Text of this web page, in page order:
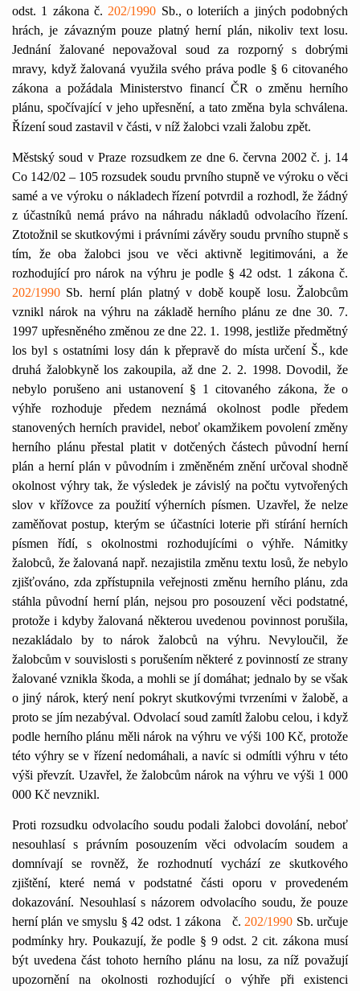
odst. 1 zákona č. 202/1990 Sb., o loteriích a jiných podobných
hrách, je závazným pouze platný herní plán, nikoliv text losu.
Jednání žalované nepovažoval soud za rozporný s dobrými
mravy, když žalovaná využila svého práva podle § 6 citovaného
zákona a požádala Ministerstvo financí ČR o změnu herního
plánu, spočívající v jeho upřesnění, a tato změna byla schválena.
Řízení soud zastavil v části, v níž žalobci vzali žalobu zpět.
Městský soud v Praze rozsudkem ze dne 6. června 2002 č. j. 14
Co 142/02 – 105 rozsudek soudu prvního stupně ve výroku o věci
samé a ve výroku o nákladech řízení potvrdil a rozhodl, že žádný
z účastníků nemá právo na náhradu nákladů odvolacího řízení.
Ztotožnil se skutkovými i právními závěry soudu prvního stupně s
tím, že oba žalobci jsou ve věci aktivně legitimováni, a že
rozhodující pro nárok na výhru je podle § 42 odst. 1 zákona č.
202/1990 Sb. herní plán platný v době koupě losu. Žalobcům
vznikl nárok na výhru na základě herního plánu ze dne 30. 7.
1997 upřesněného změnou ze dne 22. 1. 1998, jestliže předmětný
los byl s ostatními losy dán k přepravě do místa určení Š., kde
druhá žalobkyně los zakoupila, až dne 2. 2. 1998. Dovodil, že
nebylo porušeno ani ustanovení § 1 citovaného zákona, že o
výhře rozhoduje předem neznámá okolnost podle předem
stanovených herních pravidel, neboť okamžikem povolení změny
herního plánu přestal platit v dotčených částech původní herní
plán a herní plán v původním i změněném znění určoval shodně
okolnost výhry tak, že výsledek je závislý na počtu vytvořených
slov v křížovce za použití výherních písmen. Uzavřel, že nelze
zaměňovat postup, kterým se účastníci loterie při stírání herních
písmen řídí, s okolnostmi rozhodujícími o výhře. Námitky
žalobců, že žalovaná např. nezajistila změnu textu losů, že nebylo
zjišťováno, zda zpřístupnila veřejnosti změnu herního plánu, zda
stáhla původní herní plán, nejsou pro posouzení věci podstatné,
protože i kdyby žalovaná některou uvedenou povinnost porušila,
nezakládalo by to nárok žalobců na výhru. Nevyloučil, že
žalobcům v souvislosti s porušením některé z povinností ze strany
žalované vznikla škoda, a mohli se jí domáhat; jednalo by se však
o jiný nárok, který není pokryt skutkovými tvrzeními v žalobě, a
proto se jím nezabýval. Odvolací soud zamítl žalobu celou, i když
podle herního plánu měli nárok na výhru ve výši 100 Kč, protože
této výhry se v řízení nedomáhali, a navíc si odmítli výhru v této
výši převzít. Uzavřel, že žalobcům nárok na výhru ve výši 1 000
000 Kč nevznikl.
Proti rozsudku odvolacího soudu podali žalobci dovolání, neboť
nesouhlasí s právním posouzením věci odvolacím soudem a
domnívají se rovněž, že rozhodnutí vychází ze skutkového
zjištění, které nemá v podstatné části oporu v provedeném
dokazování. Nesouhlasí s názorem odvolacího soudu, že pouze
herní plán ve smyslu § 42 odst. 1 zákona
č. 202/1990 Sb. určuje
podmínky hry. Poukazují, že podle § 9 odst. 2 cit. zákona musí
být uvedena část tohoto herního plánu na losu, za níž považují
upozornění na okolnosti rozhodující o výhře při existenci